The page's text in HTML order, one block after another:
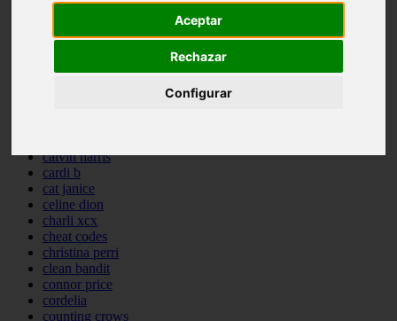
Aceptar
Rechazar
Configurar
beyonce
billie eilish
calvin harris
cardi b
cat janice
celine dion
charli xcx
cheat codes
christina perri
clean bandit
connor price
cordelia
counting crows